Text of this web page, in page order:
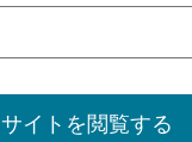
彩食茶の間
[オシャレな茶
で創作料理を
サイトを閲覧する